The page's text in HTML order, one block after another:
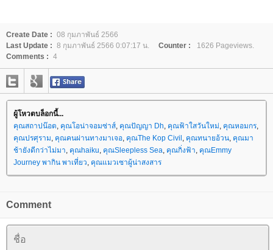
Create Date : 08 กุมภาพันธ์ 2566
Last Update : 8 กุมภาพันธ์ 2566 0:07:17 น. Counter :
1626 Pageviews.
Comments : 4
ผู้โหวตบล็อกนี้...
คุณสถาปน๊อต, คุณโอน่าจอมซ่าส์, คุณปัญญา Dh, คุณฟ้าใสวันใหม่, คุณหอมกร,
คุณปรศุราม, คุณคนผ่านทางมาเจอ, คุณThe Kop Civil , คุณทนายอ้วน, คุณมา
ช้ายังดีกว่าไม่มา, คุณhaiku, คุณSleepless Sea, คุณกิ่งฟ้า, คุณEmmy
Journey พากิน พาเที่ยว, คุณแมวเซาผู้น่าสงสาร
Comment